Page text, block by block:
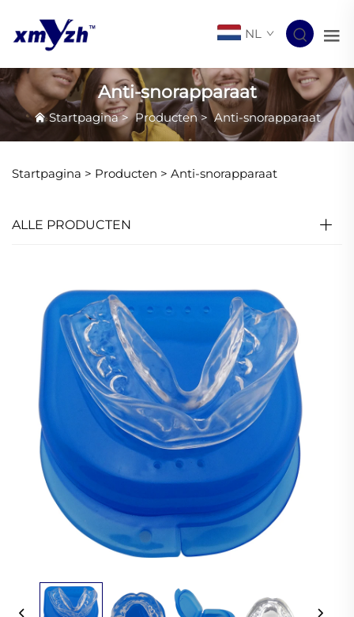
NL
Anti-snorapparaat
Startpagina>Producten>Anti-snorapparaat
Startpagina > Producten > Anti-snorapparaat
ALLE PRODUCTEN